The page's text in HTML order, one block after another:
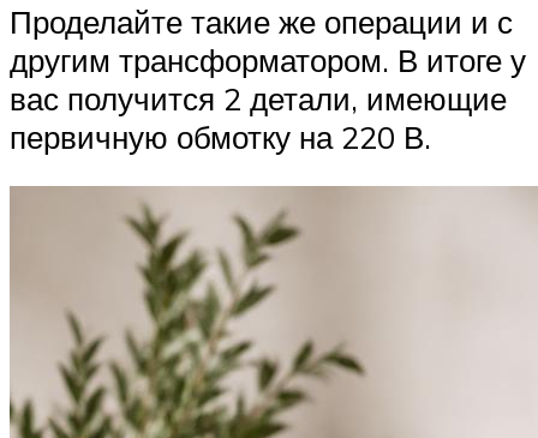
Проделайте такие же операции и с
другим трансформатором. В итоге у
вас получится 2 детали, имеющие
первичную обмотку на 220 В.